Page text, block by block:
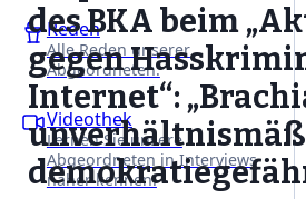
Reden
Alle Reden unserer
Abgeordneten.
Videothek
Lernen Sie unsere
Abgeordneten in Interviews
näher kennen.
des BKA beim
gegen
Internet“: